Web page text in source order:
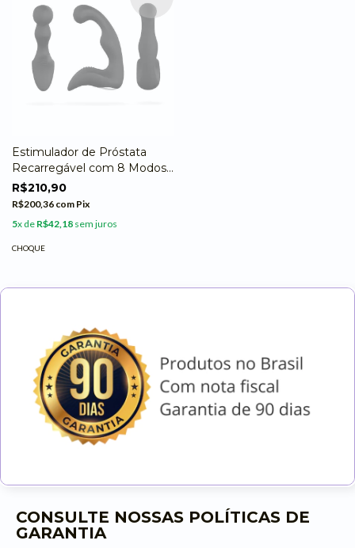
Estimulador de Próstata
Recarregável com 8 Modos
de Vibração e 8 Modos de
Estimulação Elétrica
R$210,90
R$200,36 com Pix
5x de R$42,18 sem juros
CHOQUE
CONSULTE NOSSAS POLÍTICAS DE
GARANTIA